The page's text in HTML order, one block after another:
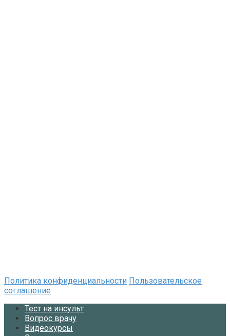
Политика конфиденциальности Пользовательское
соглашение
Тест на инсульт
Вопрос врачу
Видеокурсы